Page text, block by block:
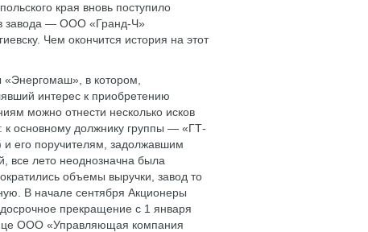
края вновь поступило
завода — ООО «Гранд-Ч»
Чем окончится история на этот
в котором,
интерес к приобретению
можно отнести несколько исков
к основному должнику группы — «ГТ-
его поручителям, задолжавшим
все лето неоднозначна была
объемы выручки, завод то
В начале сентября Акционеры
прекращение с 1 января
ООО «Управляющая компания